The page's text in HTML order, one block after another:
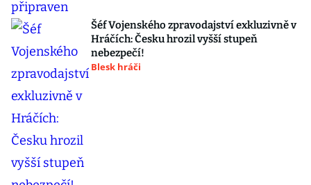
Šéf Vojenského zpravodajství exkluzivně v
Hráčích: Česku hrozil vyšší stupeň
nebezpečí!
Blesk hráči